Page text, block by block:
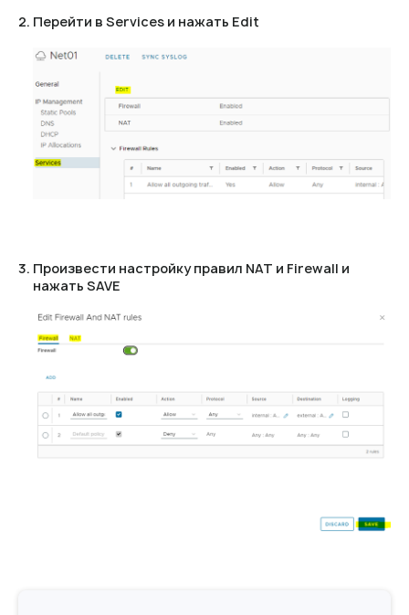
Перейти в Services и нажать Edit
Произвести настройку правил NAT и Firewall и
нажать SAVE